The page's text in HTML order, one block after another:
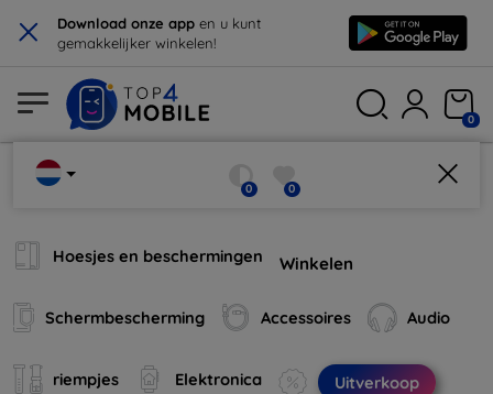
× Download onze app en u kunt
gemakkelijker winkelen!
0
0 0
Hoesjes en beschermingen
Schermbescherming Accessoires Audio
riempjes Elektronica Uitverkoop
Winkelen